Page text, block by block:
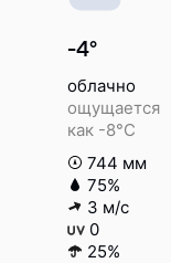
-4°
облачно
ощущается
как -8°C
744 мм
75%
3 м/с
0
25%